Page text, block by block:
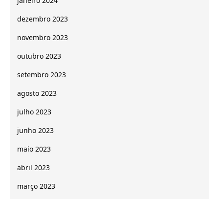
dezembro 2023
novembro 2023
outubro 2023
setembro 2023
agosto 2023
julho 2023
junho 2023
maio 2023
abril 2023
março 2023